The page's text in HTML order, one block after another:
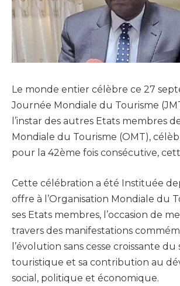
Le monde entier célèbre ce 27
Journée Mondiale du Tourisme
l’instar des autres Etats membres
Mondiale du Tourisme (OMT),
pour la 42ème fois consécutive,
Cette célébration a été Instituée
offre à l’Organisation Mondiale du
ses Etats membres, l’occasion de
travers des manifestations
l’évolution sans cesse croissante
touristique et sa contribution au
social, politique et économique.